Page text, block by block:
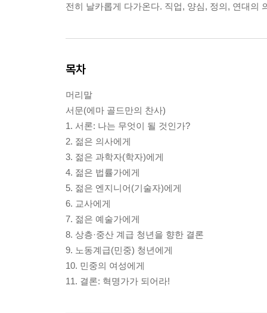
전히 날카롭게 다가온다. 직업, 양심, 정의, 연대의
목차
머리말
서문(에마 골드만의 찬사)
1. 서론: 나는 무엇이 될 것인가?
2. 젊은 의사에게
3. 젊은 과학자(학자)에게
4. 젊은 법률가에게
5. 젊은 엔지니어(기술자)에게
6. 교사에게
7. 젊은 예술가에게
8. 상층·중산 계급 청년을 향한 결론
9. 노동계급(민중) 청년에게
10. 민중의 여성에게
11. 결론: 혁명가가 되어라!